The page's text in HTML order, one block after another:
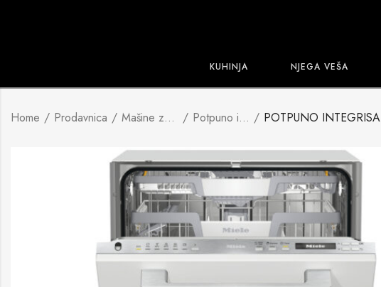
KUHINJA NJEGA VEŠA
Home Prodavnica Mašine za suđe Potpuno integrisane mašine za suđe